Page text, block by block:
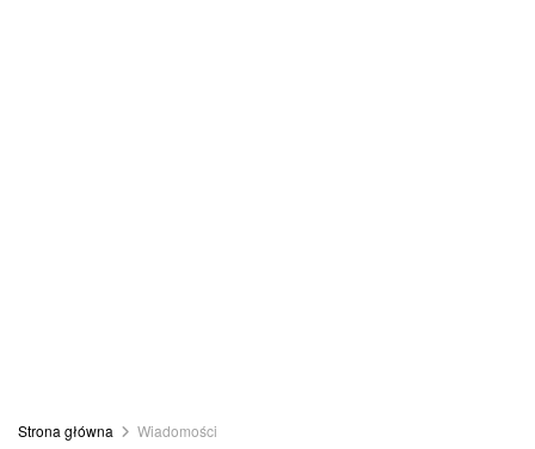
Strona główna Wiadomości